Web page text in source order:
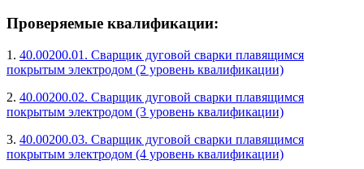
Проверяемые квалификации:
1. 40.00200.01. Сварщик дуговой сварки плавящимся
покрытым электродом (2 уровень квалификации)
2. 40.00200.02. Сварщик дуговой сварки плавящимся
покрытым электродом (3 уровень квалификации)
3. 40.00200.03. Сварщик дуговой сварки плавящимся
покрытым электродом (4 уровень квалификации)